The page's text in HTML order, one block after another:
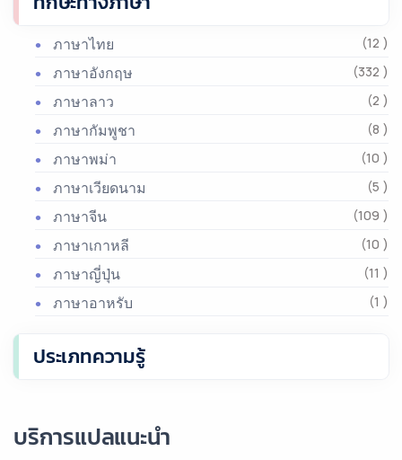
ภาษาไทย (12 )
ภาษาอังกฤษ (332 )
ภาษาลาว (2 )
ภาษากัมพูชา (8 )
ภาษาพม่า (10 )
ภาษาเวียดนาม (5 )
ภาษาจีน (109 )
ภาษาเกาหลี (10 )
ภาษาญี่ปุ่น (11 )
ภาษาอาหรับ (1 )
ประเภทความรู้
บริการแปลแนะนำ